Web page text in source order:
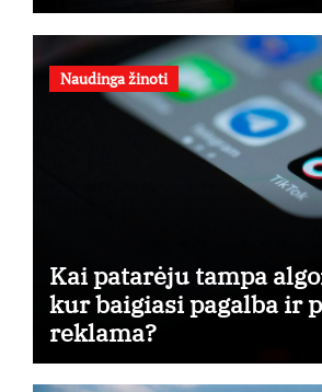
Naudinga žinoti
Kai patarėju tampa
kur baigiasi pagalba ir
reklama?